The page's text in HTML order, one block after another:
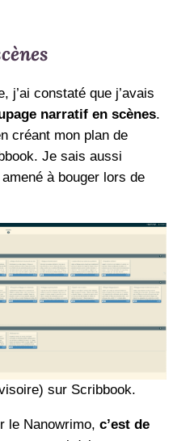
j’ai constaté que j’avais
narratif en scènes.
créant mon plan de
Je sais aussi
à bouger lors de
sur Scribbook.
le Nanowrimo, c’est de